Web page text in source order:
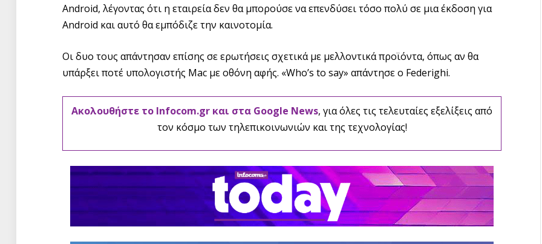
Android, λέγοντας ότι η εταιρεία δεν θα μπορούσε να επενδύσει τόσο πολύ σε μια έκδοση για
Android και αυτό θα εμπόδιζε την καινοτομία.
Οι δυο τους απάντησαν επίσης σε ερωτήσεις σχετικά με μελλοντικά προϊόντα, όπως αν θα
υπάρξει ποτέ υπολογιστής Mac με οθόνη αφής. «Who’s to say» απάντησε ο Federighi.
Ακολουθήστε το Infocom.gr και στα Google News, για όλες τις τελευταίες εξελίξεις από
τον κόσμο των τηλεπικοινωνιών και της τεχνολογίας!